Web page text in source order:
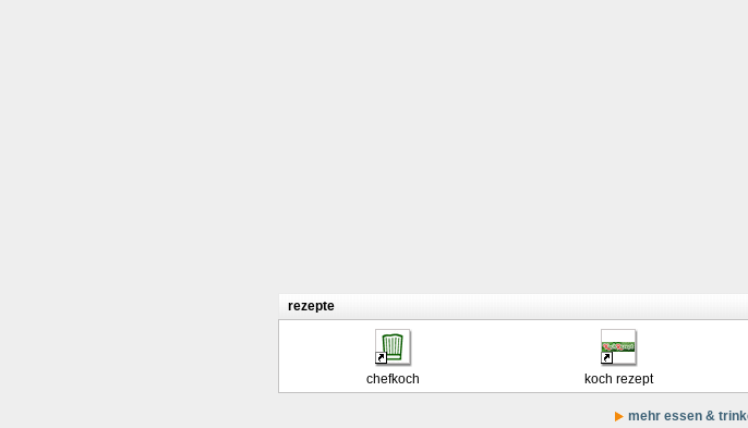
rezepte
chefkoch koch rezept
mehr essen &